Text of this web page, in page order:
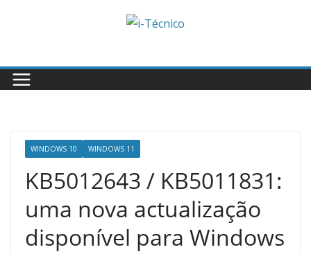
WINDOWS 10 WINDOWS 11
KB5012643 / KB5011831:
uma nova actualização
disponível para Windows